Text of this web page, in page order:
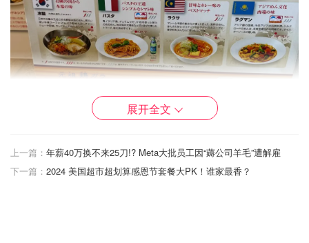
展开全文
上一篇： 年薪40万换不来25刀!? Meta大批员工因“薅公司羊毛”遭解雇
下一篇： 2024 美国超市超划算感恩节套餐大PK！谁家最香？